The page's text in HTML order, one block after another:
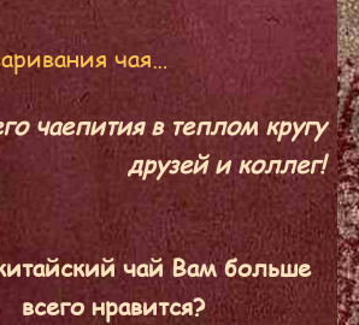
чая…
чаепития в теплом кругу
друзей и коллег!
чай Вам больше
всего нравится?